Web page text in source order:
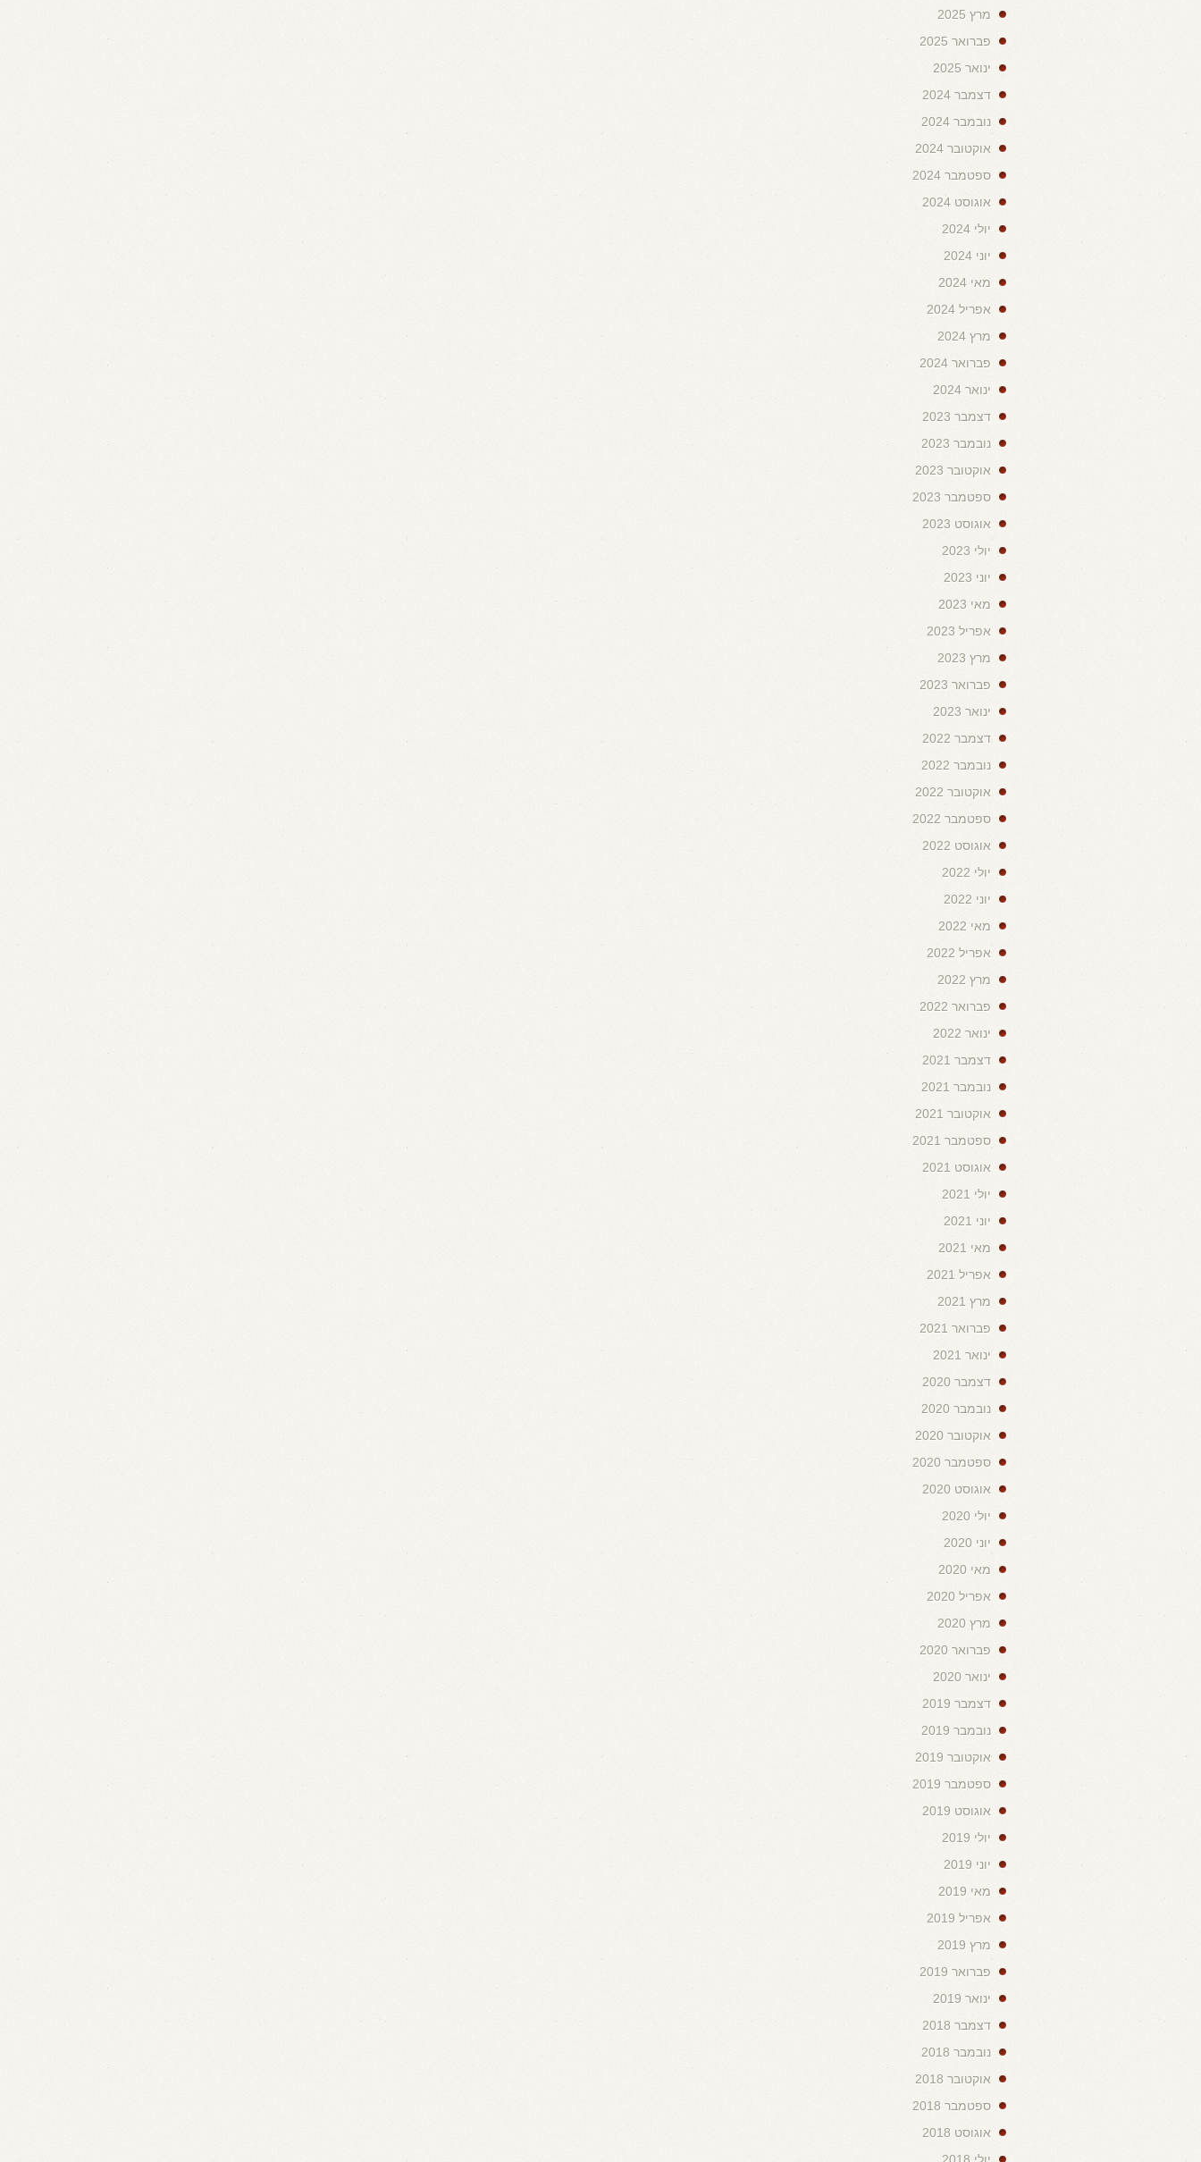
מרץ 2025
פברואר 2025
ינואר 2025
דצמבר 2024
נובמבר 2024
אוקטובר 2024
ספטמבר 2024
אוגוסט 2024
יולי 2024
יוני 2024
מאי 2024
אפריל 2024
מרץ 2024
פברואר 2024
ינואר 2024
דצמבר 2023
נובמבר 2023
אוקטובר 2023
ספטמבר 2023
אוגוסט 2023
יולי 2023
יוני 2023
מאי 2023
אפריל 2023
מרץ 2023
פברואר 2023
ינואר 2023
דצמבר 2022
נובמבר 2022
אוקטובר 2022
ספטמבר 2022
אוגוסט 2022
יולי 2022
יוני 2022
מאי 2022
אפריל 2022
מרץ 2022
פברואר 2022
ינואר 2022
דצמבר 2021
נובמבר 2021
אוקטובר 2021
ספטמבר 2021
אוגוסט 2021
יולי 2021
יוני 2021
מאי 2021
אפריל 2021
מרץ 2021
פברואר 2021
ינואר 2021
דצמבר 2020
נובמבר 2020
אוקטובר 2020
ספטמבר 2020
אוגוסט 2020
יולי 2020
יוני 2020
מאי 2020
אפריל 2020
מרץ 2020
פברואר 2020
ינואר 2020
דצמבר 2019
נובמבר 2019
אוקטובר 2019
ספטמבר 2019
אוגוסט 2019
יולי 2019
יוני 2019
מאי 2019
אפריל 2019
מרץ 2019
פברואר 2019
ינואר 2019
דצמבר 2018
נובמבר 2018
אוקטובר 2018
ספטמבר 2018
אוגוסט 2018